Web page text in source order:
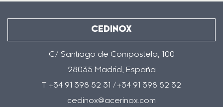
CEDINOX
C/ Santiago de Compostela, 100
28035 Madrid, España
T +34 91 398 52 31 /+34 91 398 52 32
cedinox@acerinox.com